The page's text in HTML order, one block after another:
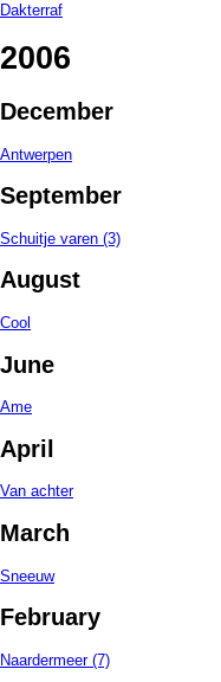
Dakterraf
2006
December
Antwerpen
September
Schuitje varen (3)
August
Cool
June
Ame
April
Van achter
March
Sneeuw
February
Naardermeer (7)